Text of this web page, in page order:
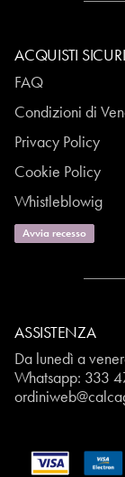
ACQUISTI SICURI
FAQ
Condizioni di
Privacy Policy
Cookie Policy
Whistleblowig
Avvia recesso
ASSISTENZA
Da lunedì a
Whatsapp: 333